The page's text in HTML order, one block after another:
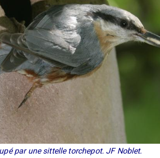
par une sittelle torchepot. JF Noblet.